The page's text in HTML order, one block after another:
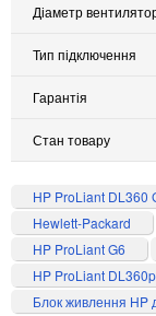
Діаметр
Тип підключення
Гарантія
Стан товару
HP ProLiant DL360
Hewlett-Packard
HP ProLiant G6
HP ProLiant
Блок живлення HP